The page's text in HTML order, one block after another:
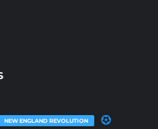
NEW ENGLAND REVOLUTION